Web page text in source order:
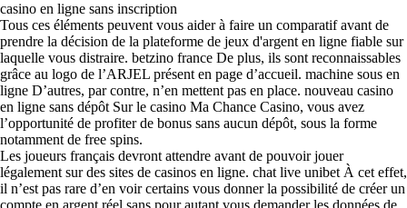
casino en ligne sans inscription
Tous ces éléments peuvent vous aider à faire un comparatif avant de
prendre la décision de la plateforme de jeux d'argent en ligne fiable sur
laquelle vous distraire. betzino france De plus, ils sont reconnaissables
grâce au logo de l’ARJEL présent en page d’accueil. machine sous en
ligne D’autres, par contre, n’en mettent pas en place. nouveau casino
en ligne sans dépôt Sur le casino Ma Chance Casino, vous avez
l’opportunité de profiter de bonus sans aucun dépôt, sous la forme
notamment de free spins.
Les joueurs français devront attendre avant de pouvoir jouer
légalement sur des sites de casinos en ligne. chat live unibet À cet effet,
il n’est pas rare d’en voir certains vous donner la possibilité de créer un
compte en argent réel sans pour autant vous demander les données de